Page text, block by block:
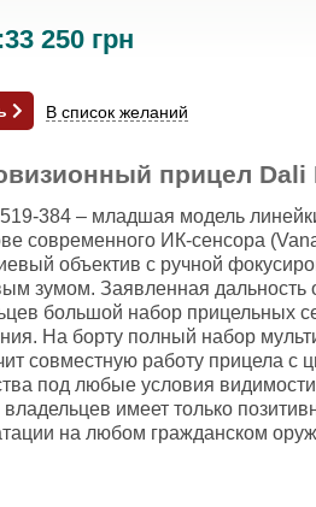
33 250 грн
В список желаний
прицел Dali
384 – младшая модель
современного ИК-сенсора
объектив с ручной
зумом. Заявленная дальность
большой набор прицельных
На борту полный набор
совместную работу прицела
под любые условия
имеет только
на любом гражданском